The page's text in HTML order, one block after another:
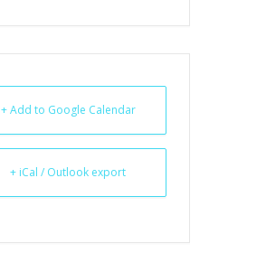
+ Add to Google Calendar
+ iCal / Outlook export